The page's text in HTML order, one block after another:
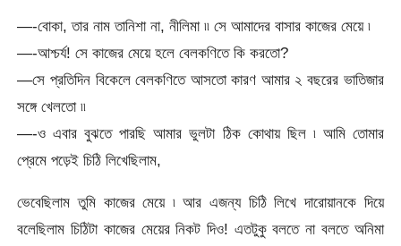
—-বোকা, তার নাম তানিশা না, নীলিমা ৷৷ সে আমাদের বাসার কাজের মেয়ে ৷
—-আশ্চর্য! সে কাজের মেয়ে হলে বেলকণিতে কি করতো?
—সে প্রতিদিন বিকেলে বেলকণিতে আসতো কারণ আমার ২ বছরের ভাতিজার
সঙ্গে খেলতো ৷৷
—-ও এবার বুঝতে পারছি আমার ভুলটা ঠিক কোথায় ছিল ৷ আমি তোমার
প্রেমে পড়েই চিঠি লিখেছিলাম,
ভেবেছিলাম তুমি কাজের মেয়ে ৷ আর এজন্য চিঠি লিখে দারোয়ানকে দিয়ে
বলেছিলাম চিঠিটা কাজের মেয়ের নিকট দিও! এতটুকু বলতে না বলতে অনিমা